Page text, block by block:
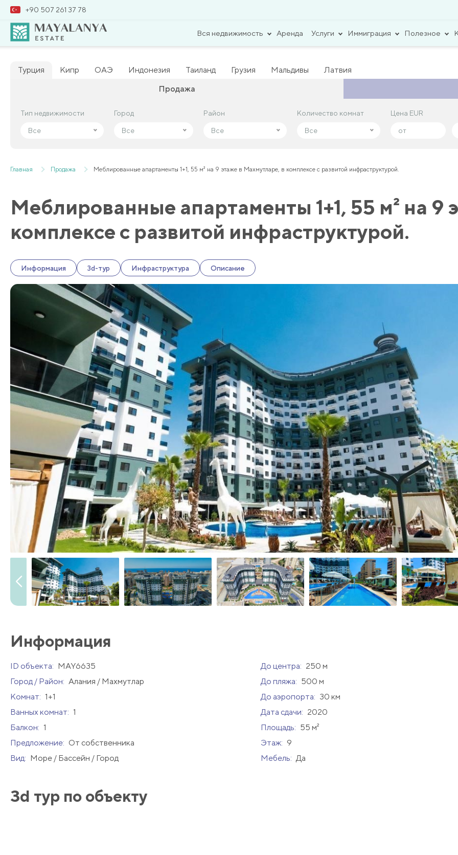
+90 507 261 37 78
Вся недвижимость Аренда Услуги Иммиграция Полезное
Турция Кипр ОАЭ Индонезия Таиланд Грузия Мальдивы
Латвия
Продажа
Тип недвижимости
Все
Город
Все
Район
Все
Количество комнат
Все
Цена EUR
Тип недвижимости
Все
Город
Все
Район
Все
Количество комнат
Все
Цена EUR
Главная Продажа Меблированные апартаменты 1+1, 55 м² на 9 этаже в Махмутларе, в комплексе с развитой инфраструктурой.
Меблированные апартаменты 1+1, 55 м² на 9
комплексе с развитой инфраструктурой.
Информация 3d-тур Инфраструктура Описание
Информация
ID объекта: MAY6635 До центра: 250 м
Город / Район: Алания / Махмутлар До пляжа: 500 м
Комнат: 1+1 До аэропорта: 30 км
Ванных комнат: 1 Дата сдачи: 2020
Балкон: 1 Площадь: 55 м²
Предложение: От собственника Этаж: 9
Вид: Море / Бассейн / Город Мебель: Да
3d тур по объекту